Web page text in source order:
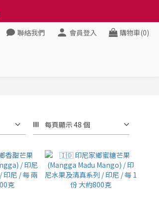
聯絡我們 會員登入 購物車(0)
每頁顯示 48 個